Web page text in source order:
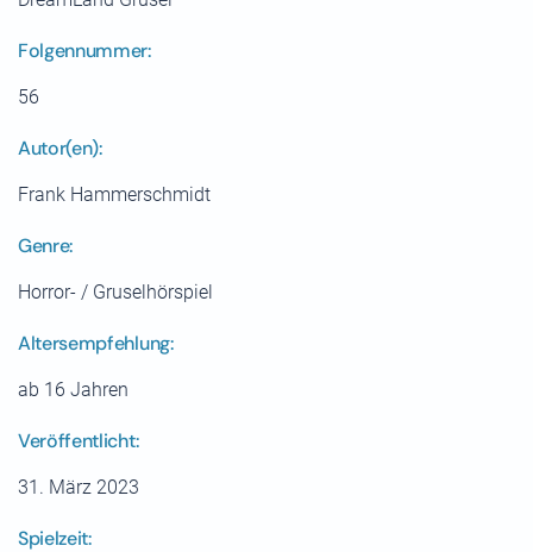
Folgennummer:
56
Autor(en):
Frank Hammerschmidt
Genre:
Horror- / Gruselhörspiel
Altersempfehlung:
ab 16 Jahren
Veröffentlicht:
31. März 2023
Spielzeit: